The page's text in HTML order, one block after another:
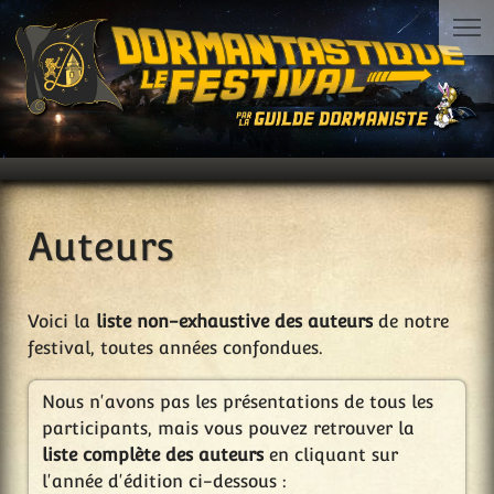
Auteurs
Voici la liste non-exhaustive des auteursde notre
festival, toutes années confondues.
Nous n'avons pas les présentations de tous les
participants, mais vous pouvez retrouver la
liste complète des auteursen cliquant sur
l'année d'édition ci-dessous :